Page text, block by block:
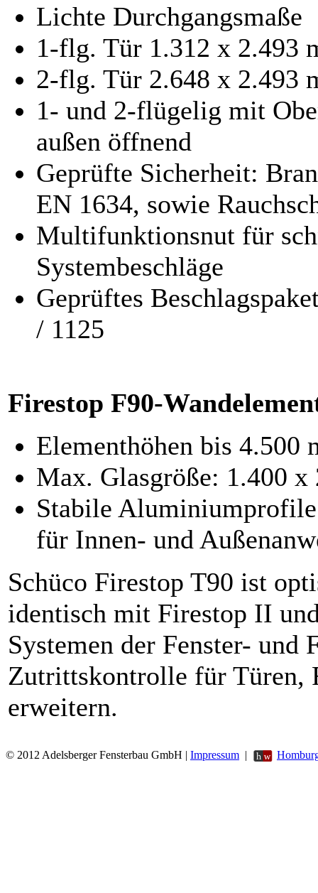
Lichte Durchgangsmaße
1-flg. Tür 1.312 x 2.493
2-flg. Tür 2.648 x 2.493
1- und 2-flügelig mit
außen öffnend
Geprüfte Sicherheit:
EN 1634, sowie
Multifunktionsnut für
Systembeschläge
Geprüftes
/ 1125
Firestop F90-
Elementhöhen bis 4.500
Max. Glasgröße: 1.400 x
Stabile
für Innen- und
Schüco Firestop T90 ist
identisch mit Firestop II
Systemen der Fenster- und
Zutrittskontrolle für Türen,
erweitern.
© 2012 Adelsberger Fensterbau GmbH | Impressum |